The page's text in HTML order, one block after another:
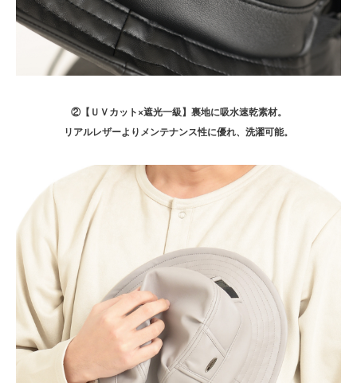
②【ＵＶカット×遮光一級】裏地に吸水速乾素材。
リアルレザーよりメンテナンス性に優れ、洗濯可能。